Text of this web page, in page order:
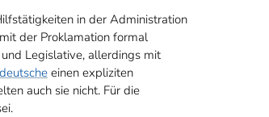
in der Administration
der Proklamation formal
Legislative, allerdings mit
einen expliziten
auch sie nicht. Für die